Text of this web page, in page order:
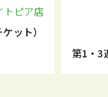
トピア店
ット）
第1・3